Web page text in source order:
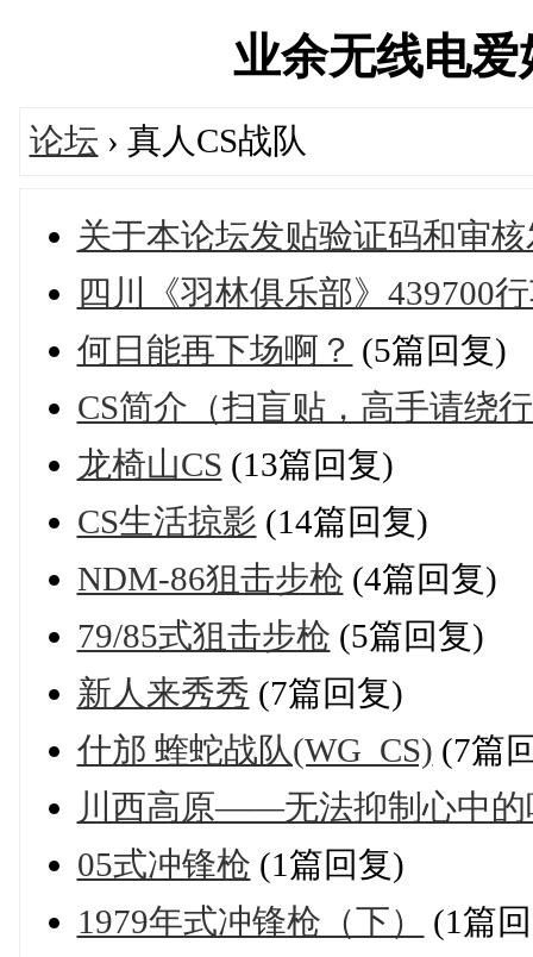
业余无线电
论坛 › 真人CS战队
关于本论坛发贴验证码和审
四川《羽林俱乐部》439700
何日能再下场啊？ (5篇回复)
CS简介（扫盲贴，高手请绕
龙椅山CS (13篇回复)
CS生活掠影 (14篇回复)
NDM-86狙击步枪 (4篇回复)
79/85式狙击步枪 (5篇回复)
新人来秀秀 (7篇回复)
什邡 蝰蛇战队(WG_CS) (7篇
川西高原——无法抑制心中的
05式冲锋枪 (1篇回复)
1979年式冲锋枪（下）
(1篇